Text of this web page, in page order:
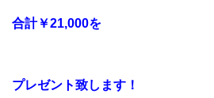
合計￥21,000を
プレゼント致します！